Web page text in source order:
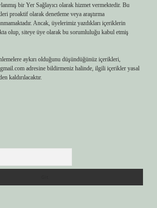
bir Yer Sağlayıcı olarak hizmet vermektedir. Bu
proaktif olarak denetleme veya araştırma
Ancak, üyelerimiz yazdıkları içeriklerin
olup, siteye üye olarak bu sorumluluğu kabul etmiş
aykırı olduğunu düşündüğünüz içerikleri,
adresine bildirmeniz halinde, ilgili içerikler yasal
kaldırılacaktır.